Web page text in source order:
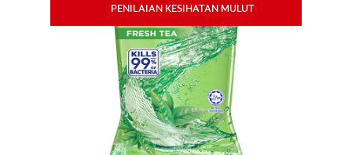
PENILAIAN KESIHATAN MULUT
PENILAIAN KESIHATAN MULUT